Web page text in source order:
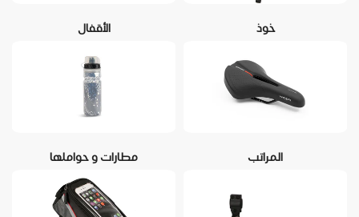
خوذ الأقفال
المراتب مطارات و حواملها